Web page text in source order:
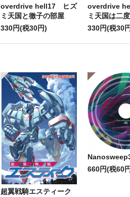
overdrive hell17 ヒズ
ミ天国と徹子の部屋
330円(税30円)
overdrive
ミ天国は二
330円(税30
超翼戦騎エスティーク
660円(税60